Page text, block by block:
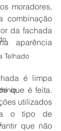
Telhado
moradores,
combinação
da fachada
aparência
é limpa
que é feita.
utilizados
o tipo de
que não